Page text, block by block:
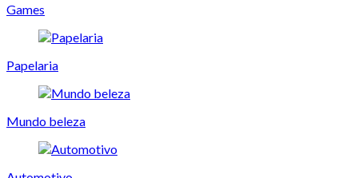
Games
Papelaria
Mundo beleza